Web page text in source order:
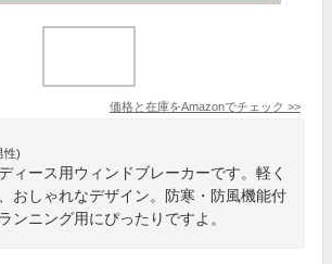
価格と在庫をAmazonでチェック >>
性)
ィース用ウィンドブレーカーです。軽く
おしゃれなデザイン。防寒・防風機能付
ンニング用にぴったりですよ。